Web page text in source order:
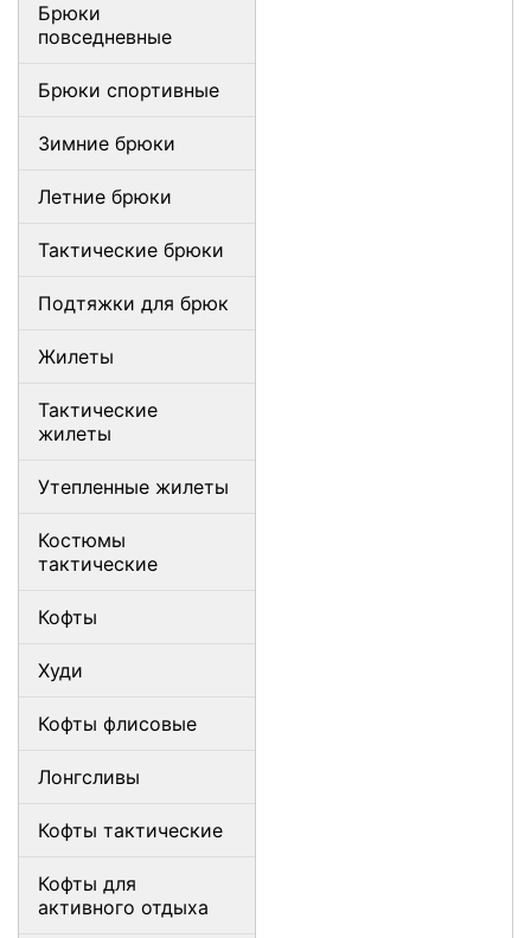
Брюки
повседневные
Брюки спортивные
Зимние брюки
Летние брюки
Тактические брюки
Подтяжки для брюк
Жилеты
Тактические
жилеты
Утепленные жилеты
Костюмы
тактические
Кофты
Худи
Кофты флисовые
Лонгсливы
Кофты тактические
Кофты для
активного отдыха